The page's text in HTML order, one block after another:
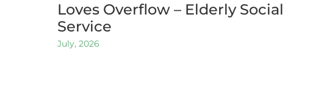
Loves Overflow – Elderly Social
Service
July, 2026